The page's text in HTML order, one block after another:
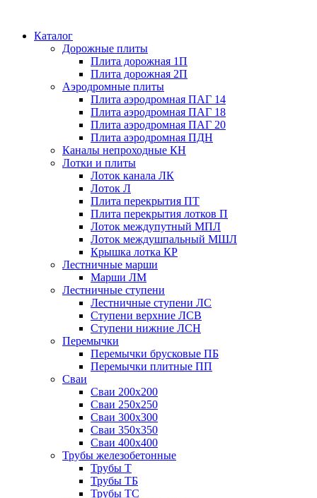
Каталог
Дорожные плиты
Плита дорожная 1П
Плита дорожная 2П
Аэродромные плиты
Плита аэродромная ПАГ 14
Плита аэродромная ПАГ 18
Плита аэродромная ПАГ 20
Плита аэродромная ПДН
Каналы непроходные КН
Лотки и плиты
Лоток канала ЛК
Лоток Л
Плита перекрытия ПТ
Плита перекрытия лотков П
Лоток междупутный МПЛ
Лоток междушпальный МШЛ
Крышка лотка КР
Лестничные марши
Марши ЛМ
Лестничные ступени
Лестничные ступени ЛС
Ступени верхние ЛСВ
Ступени нижние ЛСН
Перемычки
Перемычки брусковые ПБ
Перемычки плитные ПП
Сваи
Сваи 200х200
Сваи 250х250
Сваи 300х300
Сваи 350х350
Сваи 400х400
Трубы железобетонные
Трубы Т
Трубы ТБ
Трубы ТС